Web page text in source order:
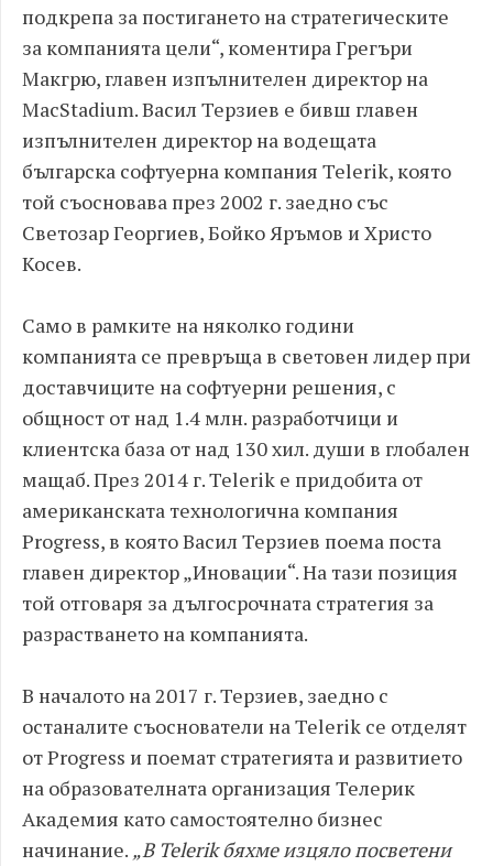
подкрепа за постигането на стратегическите
за компанията цели“, коментира Грегъри
Макгрю, главен изпълнителен директор на
MacStadium. Васил Терзиев е бивш главен
изпълнителен директор на водещата
българска софтуерна компания Telerik, която
той съосновава през 2002 г. заедно със
Светозар Георгиев, Бойко Яръмов и Христо
Косев.
Само в рамките на няколко години
компанията се превръща в световен лидер при
доставчиците на софтуерни решения, с
общност от над 1.4 млн. разработчици и
клиентска база от над 130 хил. души в глобален
мащаб. През 2014 г. Telerik е придобита от
американската технологична компания
Progress, в която Васил Терзиев поема поста
главен директор „Иновации“. На тази позиция
той отговаря за дългосрочната стратегия за
разрастването на компанията.
В началото на 2017 г. Терзиев, заедно с
останалите съоснователи на Telerik се отделят
от Progress и поемат стратегията и развитието
на образователната организация Телерик
Академия като самостоятелно бизнес
начинание. „В Telerik бяхме изцяло посветени